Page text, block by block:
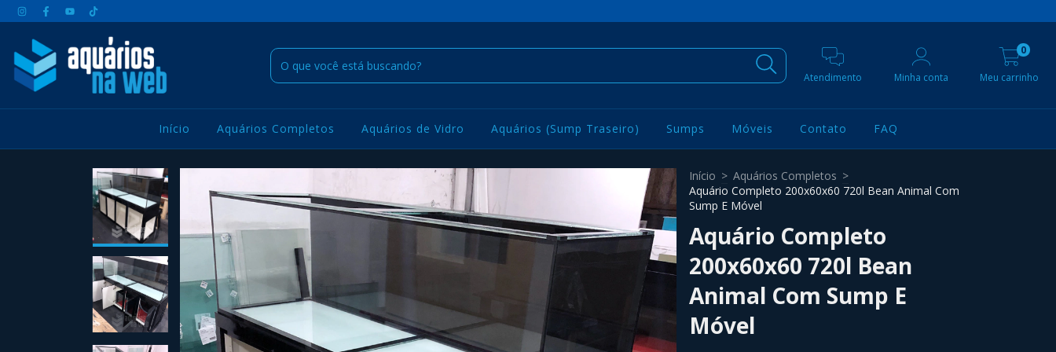
Atendimento Minha conta Meu carrinho
0
Início Aquários Completos Aquários de Vidro Aquários (Sump Traseiro) Sumps Móveis Contato FAQ
Início > Aquários Completos >
Aquário Completo 200x60x60 720l Bean Animal Com
Sump E Móvel
Aquário Completo
200x60x60 720l Bean
Animal Com Sump E
Móvel